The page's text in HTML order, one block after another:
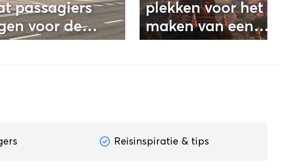
passagiers
voor de
plekken voor het
maken van een
luchtballonvaart
Reisinspiratie & tips